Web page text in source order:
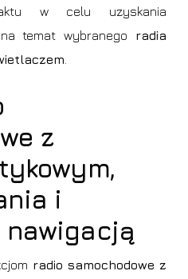
w celu uzyskania
temat wybranego radia
z
i
nawigacją
radio samochodowe z